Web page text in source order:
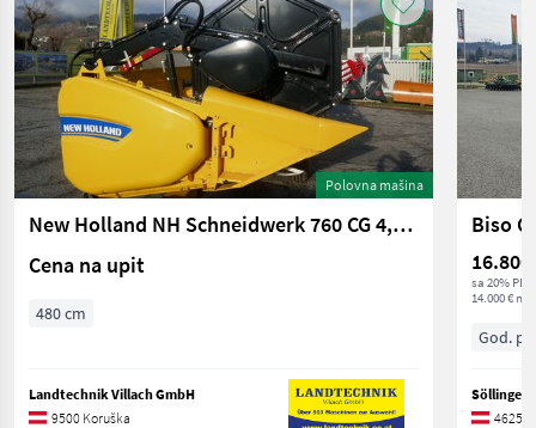
Polovna mašina
New Holland NH Schneidwerk 760 CG 4,8 m
Cena na upit
480 cm
Landtechnik Villach GmbH
9500 Koruška
Biso
16.800
sa 20%
14.000 €
God.
Söllinger
4625